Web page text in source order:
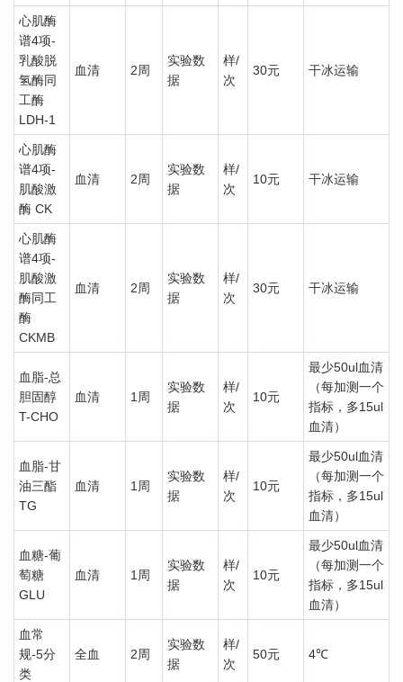
心肌酶
谱4项-
乳酸脱
氢酶同
工酶
LDH-1
血清 2周
实验数
据
样/
次
30元 干冰运输
心肌酶
谱4项-
肌酸激
酶 CK
血清 2周
实验数
据
样/
次
10元 干冰运输
心肌酶
谱4项-
肌酸激
酶同工
酶
CKMB
血清 2周
实验数
据
样/
次
30元 干冰运输
血脂-总
胆固醇
T-CHO
血清 1周
实验数
据
样/
次
10元
最少50ul血清
（每加测一个
指标，多15ul
血清）
血脂-甘
油三酯
TG
血清 1周
实验数
据
样/
次
10元
最少50ul血清
（每加测一个
指标，多15ul
血清）
血糖-葡
萄糖
GLU
血清 1周
实验数
据
样/
次
10元
最少50ul血清
（每加测一个
指标，多15ul
血清）
血常
规-5分
类
全血 2周
实验数
据
样/
次
50元 4℃